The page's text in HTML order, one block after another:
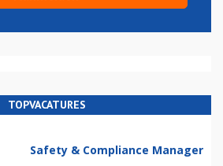
TOPVACATURES
Safety & Compliance Manager